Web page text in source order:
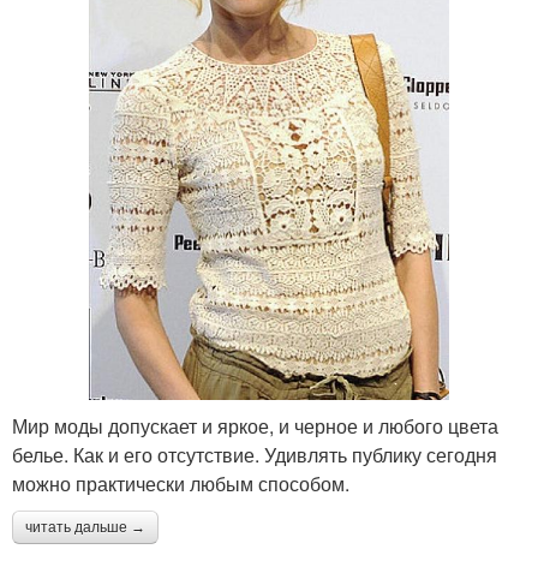
Мир моды допускает и яркое, и черное и любого цвета
белье. Как и его отсутствие. Удивлять публику сегодня
можно практически любым способом.
читать дальше →